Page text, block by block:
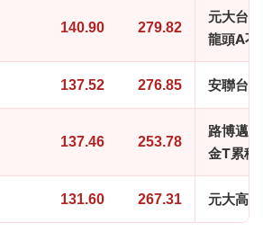
140.90 279.82
元大台
龍頭A不
137.52 276.85 安聯台
137.46 253.78
路博邁
金T累積
131.60 267.31 元大高